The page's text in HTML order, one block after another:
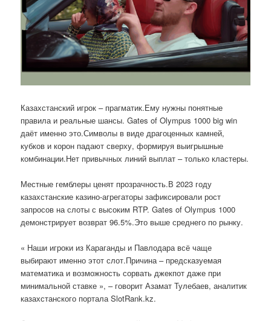
Казахстанский игрок – прагматик.Ему нужны понятные
правила и реальные шансы. Gates of Olympus 1000 big win
даёт именно это.Символы в виде драгоценных камней,
кубков и корон падают сверху, формируя выигрышные
комбинации.Нет привычных линий выплат – только кластеры.
Местные гемблеры ценят прозрачность.В 2023 году
казахстанские казино-агрегаторы зафиксировали рост
запросов на слоты с высоким RTP. Gates of Olympus 1000
демонстрирует возврат 96.5%.Это выше среднего по рынку.
« Наши игроки из Караганды и Павлодара всё чаще
выбирают именно этот слот.Причина – предсказуемая
математика и возможность сорвать джекпот даже при
минимальной ставке », – говорит Азамат Тулебаев, аналитик
казахстанского портала SlotRank.kz.